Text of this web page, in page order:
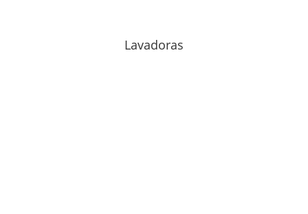
Lavadoras